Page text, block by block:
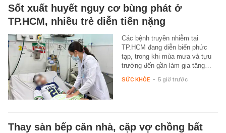
Sốt xuất huyết nguy cơ bùng phát ở
TP.HCM, nhiều trẻ diễn tiến nặng
Các bệnh truyền nhiễm tại
TP.HCM đang diễn biến phức
tạp, trong khi mùa mưa và tựu
trường đến gần làm gia tăng…
SỨC KHỎE - 5 giờ trước
Thay sàn bếp căn nhà, cặp vợ chồng bất